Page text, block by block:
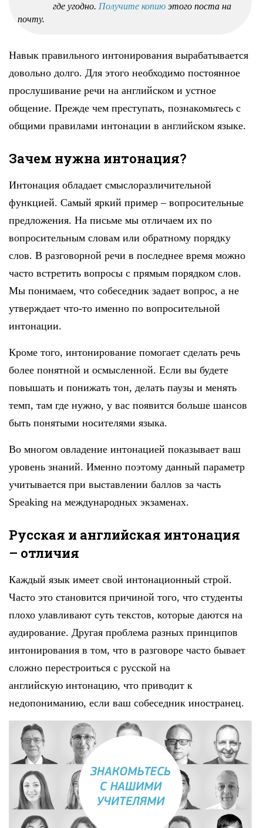
где угодно. Получите копию этого поста на
почту.
Навык правильного интонирования вырабатывается
довольно долго. Для этого необходимо постоянное
прослушивание речи на английском и устное
общение. Прежде чем преступать, познакомьтесь с
общими правилами интонации в английском языке.
Зачем нужна интонация?
Интонация обладает смыслоразличительной
функцией. Самый яркий пример – вопросительные
предложения. На письме мы отличаем их по
вопросительным словам или обратному порядку
слов. В разговорной речи в последнее время можно
часто встретить вопросы с прямым порядком слов.
Мы понимаем, что собеседник задает вопрос, а не
утверждает что-то именно по вопросительной
интонации.
Кроме того, интонирование помогает сделать речь
более понятной и осмысленной. Если вы будете
повышать и понижать тон, делать паузы и менять
темп, там где нужно, у вас появится больше шансов
быть понятыми носителями языка.
Во многом овладение интонацией показывает ваш
уровень знаний. Именно поэтому данный параметр
учитывается при выставлении баллов за часть
Speaking на международных экзаменах.
Русская и английская интонация
– отличия
Каждый язык имеет свой интонационный строй.
Часто это становится причиной того, что студенты
плохо улавливают суть текстов, которые даются на
аудирование. Другая проблема разных принципов
интонирования в том, что в разговоре часто бывает
сложно перестроиться с русской на
английскую интонацию, что приводит к
недопониманию, если ваш собеседник иностранец.